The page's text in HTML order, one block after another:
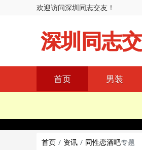
欢迎访问深圳同志交友！
深圳同志
首页 男装
首页
资讯 同性恋酒吧专题